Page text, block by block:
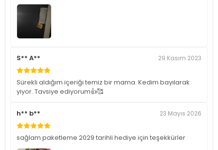
S** A** 29 Kasım 2023
Sürekli aldığım içeriği temiz bir mama. Kedim bayılarak
yiyor. Tavsiye ediyorum👍🥰
h** b** 23 Mayıs 2026
sağlam paketleme 2029 tarihli hediye için teşekkürler